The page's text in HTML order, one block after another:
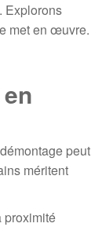
Explorons
met en œuvre.
peut
méritent
proximité